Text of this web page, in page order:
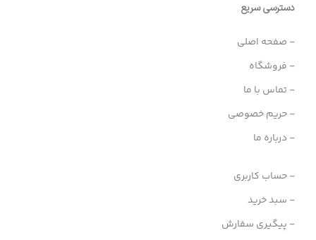
دسترسی سریع
- صفحه اصلی
- فروشگاه
- تماس با ما
- حریم خصوصی
- درباره ما
- حساب کاربری
- سبد خرید
- پیگیری سفارش